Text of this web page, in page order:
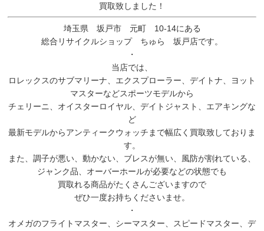
買取致しました！
埼玉県 坂戸市 元町 10-14にある
総合リサイクルショップ ちゅら 坂戸店です。
・
当店では、
ロレックスのサブマリーナ、エクスプローラー、デイトナ、ヨット
マスターなどスポーツモデルから
チェリーニ、オイスターロイヤル、デイトジャスト、エアキングな
ど
最新モデルからアンティークウォッチまで幅広く買取致しておりま
す。
また、調子が悪い、動かない、ブレスが無い、風防が割れている、
ジャンク品、オーバーホールが必要などの状態でも
買取れる商品がたくさんございますので
ぜひ一度お持ちくださいませ。
・
オメガのフライトマスター、シーマスター、スピードマスター、デ